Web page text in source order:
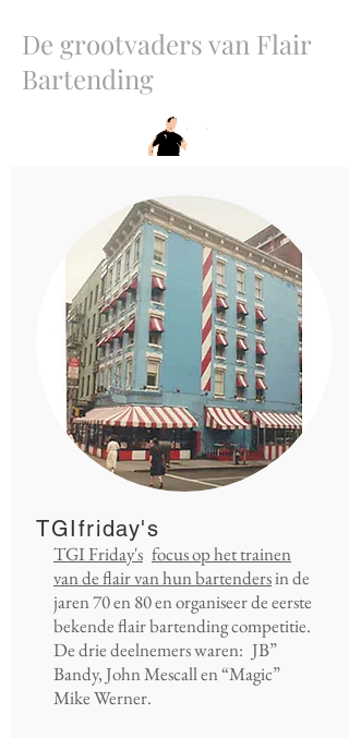
De grootvaders van Flair
Bartending
TGIfriday's
TGI Friday's focus op het trainen
van de flair van hun bartendersin de
jaren 70 en 80 en organiseer de eerste
bekende flair bartending competitie.
De drie deelnemers waren: JB”
Bandy, John Mescall en “Magic”
Mike Werner.